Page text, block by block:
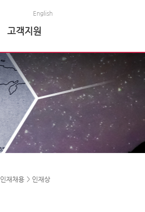
English
고객지원
인재채용 인재상